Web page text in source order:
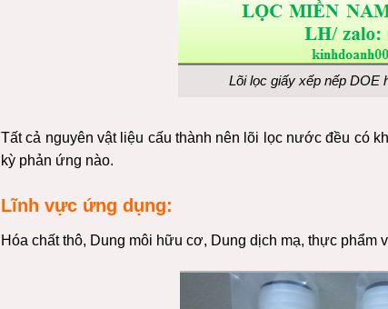
Lõi lọc giấy xếp nếp DOE
Tất cả nguyên vật liệu cấu thành nên lõi lọc nước đều có
kỳ phản ứng nào.
Lĩnh vực ứng dụng:
Hóa chất thô, Dung môi hữu cơ, Dung dịch mạ, thực